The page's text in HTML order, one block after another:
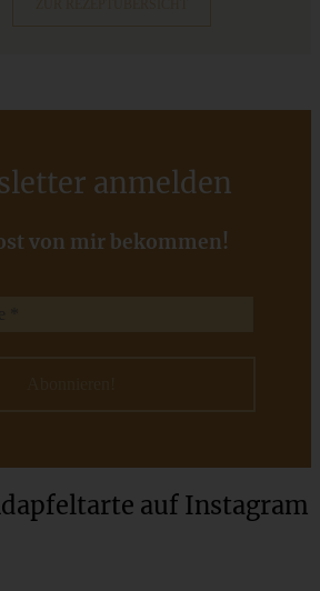
anmelden
von mir bekommen!
auf Instagram